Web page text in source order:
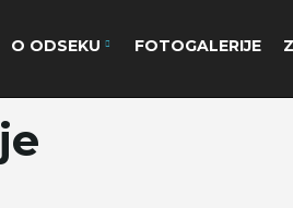
O ODSEKU FOTOGALERIJE